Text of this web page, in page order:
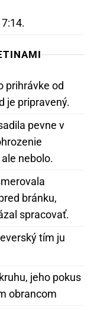
prihrávke od
je pripravený.
pevne v
nebolo.
bránku,
spracovať.
tím ju
jeho pokus
obrancom